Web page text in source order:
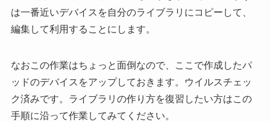
は一番近いデバイスを自分のライブラリにコピーして、
編集して利用することにします。
なおこの作業はちょっと面倒なので、ここで作成したパ
ッドのデバイスをアップしておきます。ウイルスチェッ
ク済みです。ライブラリの作り方を復習したい方はこの
手順に沿って作業してみてください。